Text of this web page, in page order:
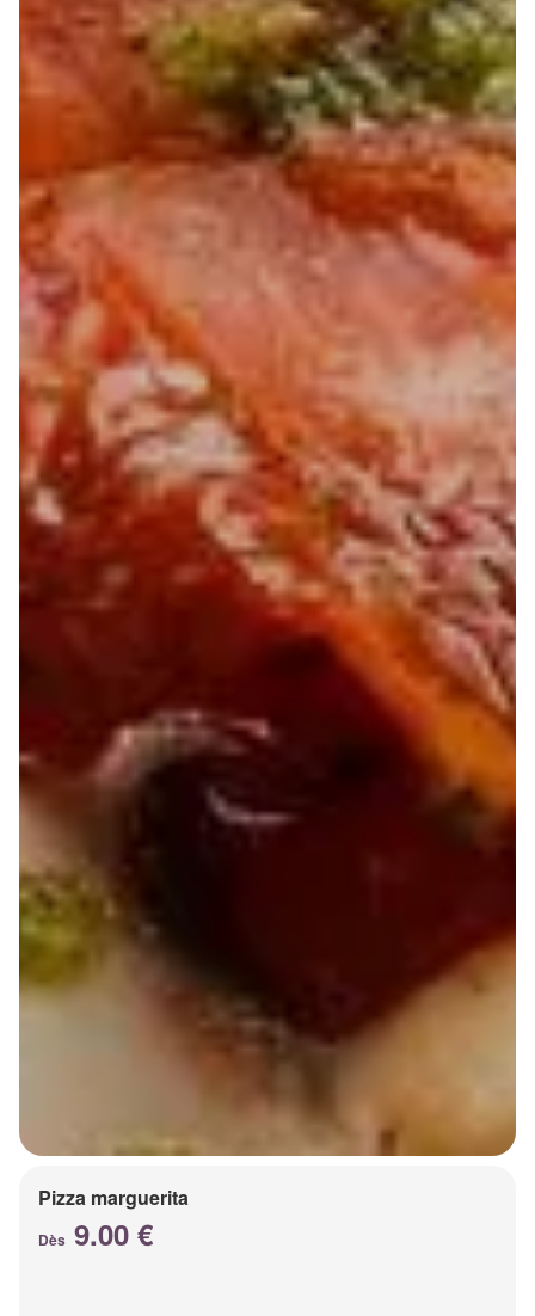
Pizza marguerita
Dès 9.00 €